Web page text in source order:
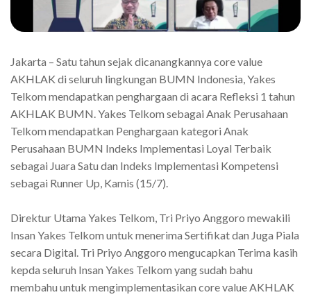
Jakarta – Satu tahun sejak dicanangkannya core value
AKHLAK di seluruh lingkungan BUMN Indonesia, Yakes
Telkom mendapatkan penghargaan di acara Refleksi 1 tahun
AKHLAK BUMN. Yakes Telkom sebagai Anak Perusahaan
Telkom mendapatkan Penghargaan kategori Anak
Perusahaan BUMN Indeks Implementasi Loyal Terbaik
sebagai Juara Satu dan Indeks Implementasi Kompetensi
sebagai Runner Up, Kamis (15/7).
Direktur Utama Yakes Telkom, Tri Priyo Anggoro mewakili
Insan Yakes Telkom untuk menerima Sertifikat dan Juga Piala
secara Digital. Tri Priyo Anggoro mengucapkan Terima kasih
kepda seluruh Insan Yakes Telkom yang sudah bahu
membahu untuk mengimplementasikan core value AKHLAK